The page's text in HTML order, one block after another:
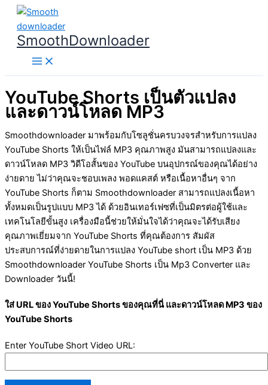
Skip
content
SmoothDownloader
YouTube Shorts เป็นตัวแปลง
และดาวน์โหลด MP3
Smoothdownloader มาพร้อมกับโซลูชั่นครบวงจรสำหรับการแปลง
YouTube Shorts ให้เป็นไฟล์ MP3 คุณภาพสูง มันสามารถแปลงและ
ดาวน์โหลด MP3 วิดีโอสั้นของ YouTube บนอุปกรณ์ของคุณได้อย่าง
ง่ายดาย ไม่ว่าคุณจะชอบเพลง พอดแคสต์ หรือเนื้อหาอื่นๆ จาก
YouTube Shorts ก็ตาม Smoothdownloader สามารถแปลงเนื้อหา
ทั้งหมดเป็นรูปแบบ MP3 ได้ ด้วยอินเทอร์เฟซที่เป็นมิตรต่อผู้ใช้และ
เทคโนโลยีขั้นสูง เครื่องมือนี้ช่วยให้มั่นใจได้ว่าคุณจะได้รับเสียง
คุณภาพเยี่ยมจาก YouTube Shorts ที่คุณต้องการ สัมผัส
ประสบการณ์ที่ง่ายดายในการแปลง YouTube short เป็น MP3 ด้วย
Smoothdownloader YouTube Shorts เป็น Mp3 Converter และ
Downloader วันนี้!
ใส่ URL ของ YouTube Shorts ของคุณที่นี่ และดาวน์โหลด MP3 ของ
YouTube Shorts
Enter YouTube Short Video URL: